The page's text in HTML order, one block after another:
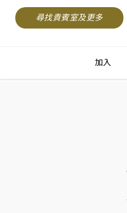
尋找貴賓室及更多
加入